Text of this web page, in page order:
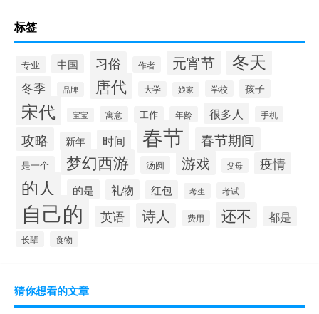
标签
专业 中国 习俗 作者 元宵节 冬天
冬季 品牌 唐代 大学 娘家 学校 孩子
宋代 宝宝 寓意 工作 年龄 很多人 手机
攻略 新年 时间 春节 春节期间
是一个 梦幻西游 汤圆 游戏 父母 疫情
的人 的是 礼物 红包 考生 考试
自己的 英语 诗人 费用 还不 都是
长辈 食物
猜你想看的文章